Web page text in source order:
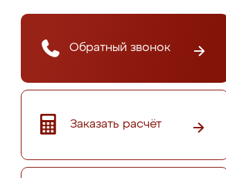
Обратный звонок
Заказать расчёт